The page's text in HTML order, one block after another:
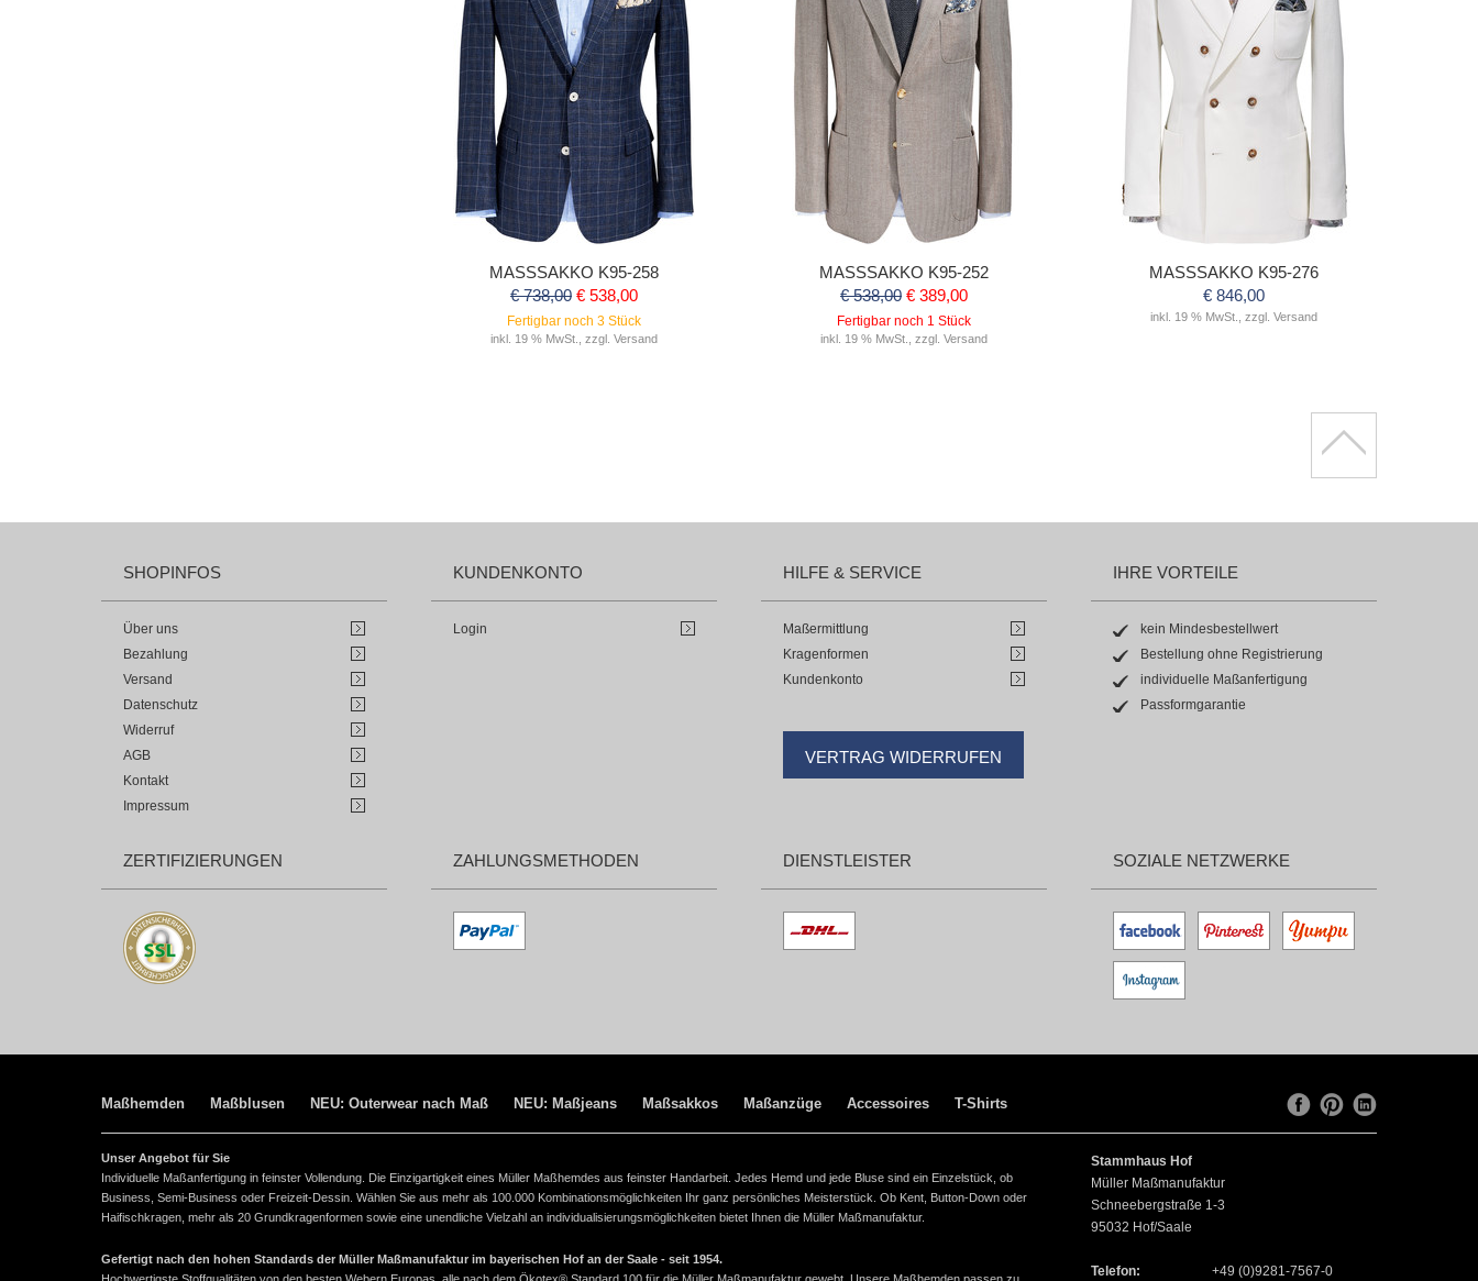
MASSSAKKO K95-258
€ 738,00 € 538,00
Fertigbar noch 3 Stück
inkl. 19 % MwSt., zzgl. Versand
MASSSAKKO K95-252
€ 538,00 € 389,00
Fertigbar noch 1 Stück
inkl. 19 % MwSt., zzgl. Versand
MASSSAKKO K95-276
€ 846,00
inkl. 19 % MwSt., zzgl. Versand
SHOPINFOS
Über uns
Bezahlung
Versand
Datenschutz
Widerruf
AGB
Kontakt
Impressum
KUNDENKONTO
Login
HILFE & SERVICE
Maßermittlung
Kragenformen
Kundenkonto
VERTRAG WIDERRUFEN
IHRE VORTEILE
kein Mindesbestellwert
Bestellung ohne Registrierung
individuelle Maßanfertigung
Passformgarantie
ZERTIFIZIERUNGEN ZAHLUNGSMETHODEN DIENSTLEISTER SOZIALE NETZWERKE
Maßhemden Maßblusen NEU: Outerwear nach Maß NEU: Maßjeans Maßsakkos Maßanzüge Accessoires T-Shirts
Unser Angebot für Sie
Individuelle Maßanfertigung in feinster Vollendung. Die Einzigartigkeit eines Müller Maßhemdes aus feinster Handarbeit. Jedes Hemd und jede Bluse sind ein Einzelstück, ob
Business, Semi-Business oder Freizeit-Dessin. Wählen Sie aus mehr als 100.000 Kombinationsmöglichkeiten Ihr ganz persönliches Meisterstück. Ob Kent, Button-Down oder
Haifischkragen, mehr als 20 Grundkragenformen sowie eine unendliche Vielzahl an individualisierungsmöglichkeiten bietet Ihnen die Müller Maßmanufaktur.
Gefertigt nach den hohen Standards der Müller Maßmanufaktur im bayerischen Hof an der Saale - seit 1954.
Stammhaus Hof
Müller Maßmanufaktur
Schneebergstraße 1-3
95032 Hof/Saale
Telefon: +49 (0)9281-7567-0